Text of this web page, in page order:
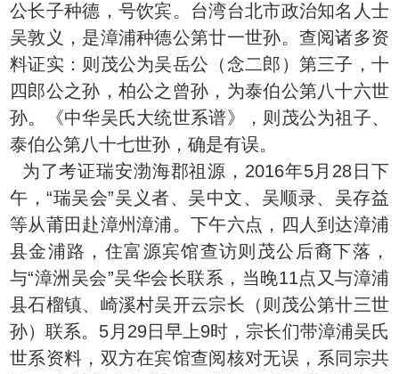
公长子种德，号饮宾。台湾台北市政治知名人士
吴敦义，是漳浦种德公第廿一世孙。查阅诸多资
料证实：则茂公为吴岳公（念二郎）第三子，十
四郎公之孙，柏公之曾孙，为泰伯公第八十六世
孙。《中华吴氏大统世系谱》，则茂公为祖子、
泰伯公第八十七世孙，确是有误。
为了考证瑞安渤海郡祖源，2016年5月28日下
午，“瑞吴会”吴义者、吴中文、吴顺录、吴存益
等从莆田赴漳州漳浦。下午六点，四人到达漳浦
县金浦路，住富源宾馆查访则茂公后裔下落，
与“漳洲吴会”吴华会长联系，当晚11点又与漳浦
县石榴镇、崎溪村吴开云宗长（则茂公第卄三世
孙）联系。5月29日早上9时，宗长们带漳浦吴氏
世系资料，双方在宾馆查阅核对无误，系同宗共